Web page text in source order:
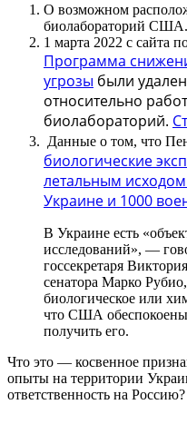
О возможном
биолабораторий США.
1 марта 2022 с сайта
Программа
угрозы были
относительно
биолабораторий.
Данные о том, что
биологические
летальным
Украине и 1000
В Украине есть
исследований», —
госсекретаря
сенатора Марко
биологическое или
что США обеспокоены
получить его.
Что это — косвенное
опыты на территории
ответственность на